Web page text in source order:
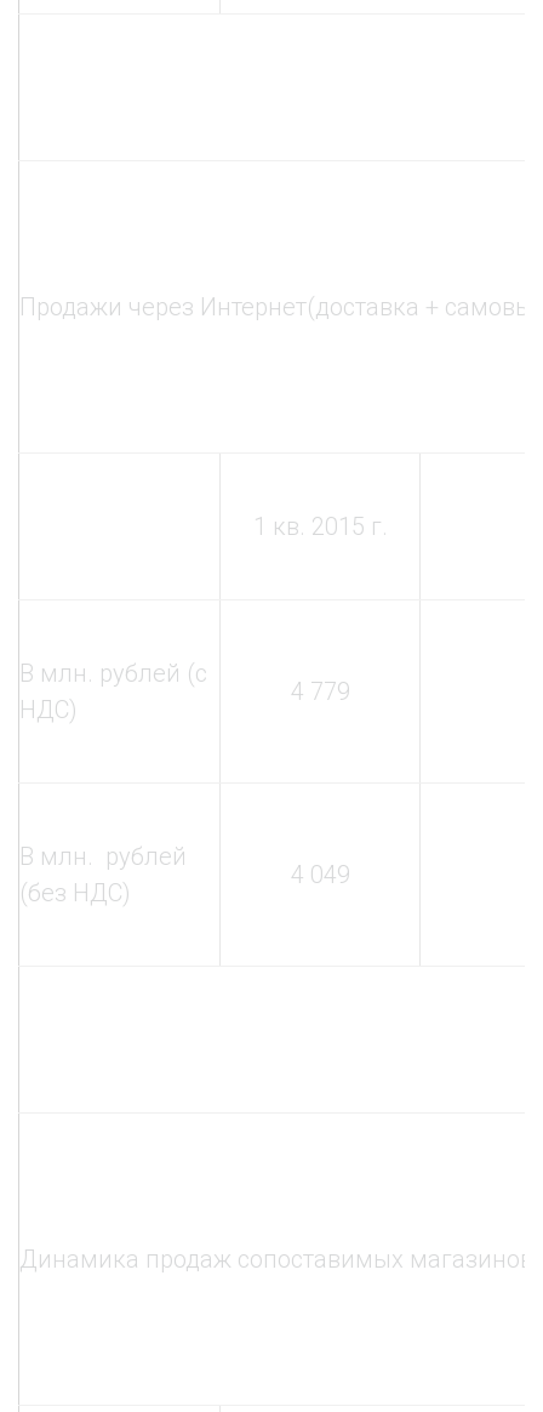
Продажи через Интернет(доставка +
1 кв. 2015 г.
В млн. рублей (с
НДС)
4 779
В млн. рублей
(без НДС)
4 049
Динамика продаж сопоставимых магазинов